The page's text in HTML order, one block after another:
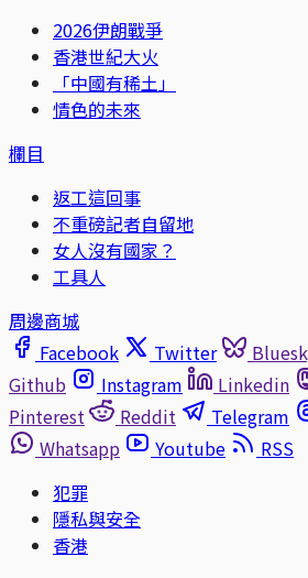
2026伊朗戰爭
香港世紀大火
「中國有稀土」
情色的未來
欄目
返工這回事
不重磅記者自留地
女人沒有國家？
工具人
周邊商城
Facebook
Twitter
Github
Instagram Linkedin
Pinterest
Reddit Telegram
Whatsapp
Youtube
RSS
犯罪
隱私與安全
香港